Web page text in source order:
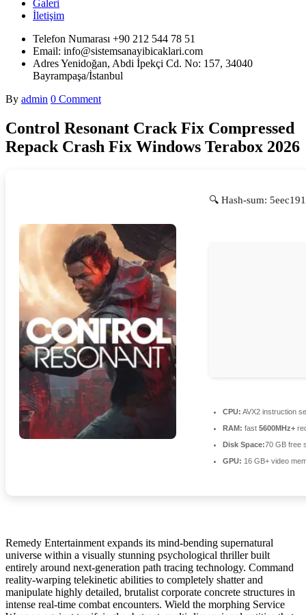
Galeri
İletişim
Telefon Numarası +90 212 544 78 51
Email: info@sistemsanayibicaklari.com
Adres Yenidoğan, Abdi İpekçi Cd. No: 157, 34040
Bayrampaşa/İstanbul
By admin 0 Comment
Control Resonant Crack Fix Compressed
Repack Crash Fix Windows Terabox 2026
🔍 Hash-sum:
CPU: AVX2 instruction
RAM: fast 5600MHz+
Disk Space:70 GB free
GPU: 16 GB+ video
Remedy Entertainment expands its mind-bending supernatural
universe within a visually stunning psychological thriller built
entirely around next-generation path tracing technology. Command
reality-warping telekinetic abilities to completely shatter and
manipulate highly detailed, brutalist corporate concrete structures in
intense real-time combat encounters. Wield the morphing Service